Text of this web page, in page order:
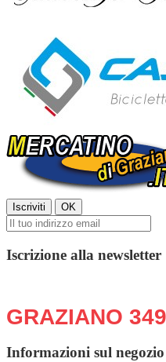
Iscrizione alla newsletter
GRAZIANO
Informazioni sul negozio